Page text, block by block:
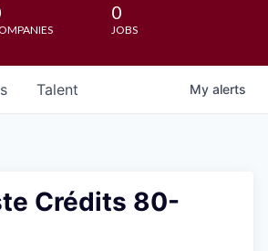
0
JOBS
Talent My alerts
Crédits 80-